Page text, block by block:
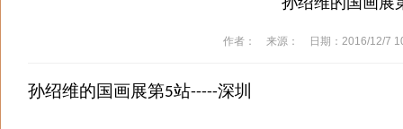
作者： 来源： 日期：2016/12/7
孙绍维的国画展第5站-----深圳